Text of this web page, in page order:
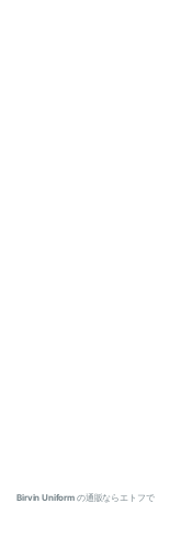
Birvin Uniform の通販ならエトフで